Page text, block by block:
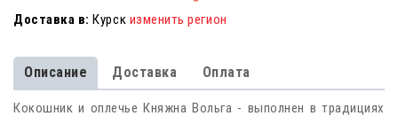
Женский костюм
Княжна Беляна
Доставка в: Курск изменить регион
Описание Доставка Оплата
Кокошник и оплечье Княжна Вольга - выполнен в традициях